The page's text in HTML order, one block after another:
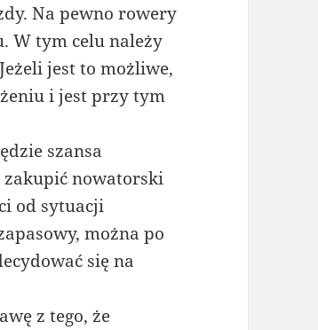
Na pewno rowery
W tym celu należy
jest to możliwe,
i jest przy tym
szansa
zakupić nowatorski
od sytuacji
można po
się na
z tego, że